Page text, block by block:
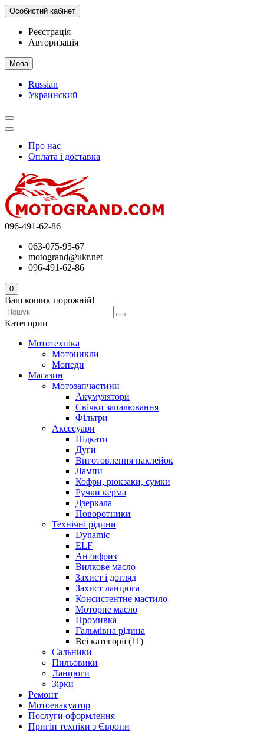
Особистий кабінет
Реєстрація
Авторизація
Мова
Russian
Украинский
Про нас
Оплата і доставка
096-491-62-86
063-075-95-67
motogrand@ukr.net
096-491-62-86
0
Ваш кошик порожній!
Категории
Мототехніка
Мотоцикли
Мопеди
Магазин
Мотозапчастини
Акумулятори
Свічки запалювання
Фільтри
Аксесуари
Підкати
Дуги
Виготовлення наклейок
Лампи
Кофри, рюкзаки, сумки
Ручки керма
Дзеркала
Поворотники
Технічні рідини
Dynamic
ELF
Антифриз
Вилкове масло
Захист і догляд
Захист ланцюга
Консистентне мастило
Моторне масло
Промивка
Гальмівна рідина
Всі категорії (11)
Сальники
Пильовики
Ланцюги
Зірки
Ремонт
Мотоевакуатор
Послуги оформлення
Пригін техніки з Європи